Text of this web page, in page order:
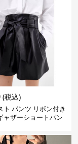
(税込)
ト パンツ リボン付き
ャザーショートパン